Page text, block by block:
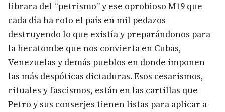
librara del “petrismo” y ese oprobioso M19 que
cada día ha roto el país en mil pedazos
destruyendo lo que existía y preparándonos para
la hecatombe que nos convierta en Cubas,
Venezuelas y demás pueblos en donde imponen
las más despóticas dictaduras. Esos cesarismos,
rituales y fascismos, están en las cartillas que
Petro y sus conserjes tienen listas para aplicar a